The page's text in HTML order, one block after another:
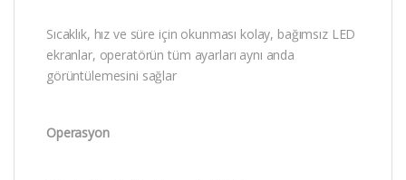
Sıcaklık, hız ve süre için okunması kolay, bağımsız LED
ekranlar, operatörün tüm ayarları aynı anda
görüntülemesini sağlar
Operasyon